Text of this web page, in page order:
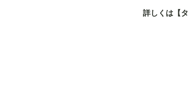
詳しくは【